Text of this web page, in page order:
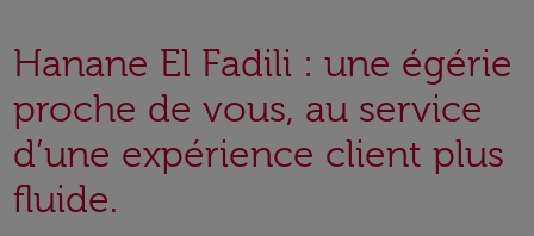
Hanane El Fadili : une égérie
proche de vous, au service
d’une expérience client plus
fluide.